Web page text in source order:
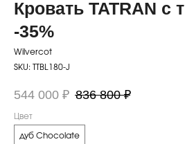
Кровать TATRAN с
-35%
Wilvercot
SKU: TTBL180-J
544 000 ₽ 836 800 ₽
Цвет
дуб Chocolate